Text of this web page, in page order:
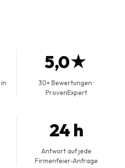
5,0★
30+ Bewertungen ·
ProvenExpert
24 h
Antwort auf jede
Firmenfeier-Anfrage